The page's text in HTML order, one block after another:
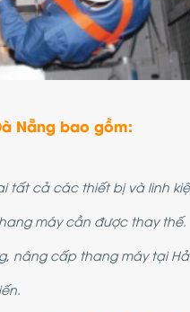
Nẵng bao gồm:
tất cả các thiết bị và linh
máy cần được thay thế.
nâng cấp thang máy tại